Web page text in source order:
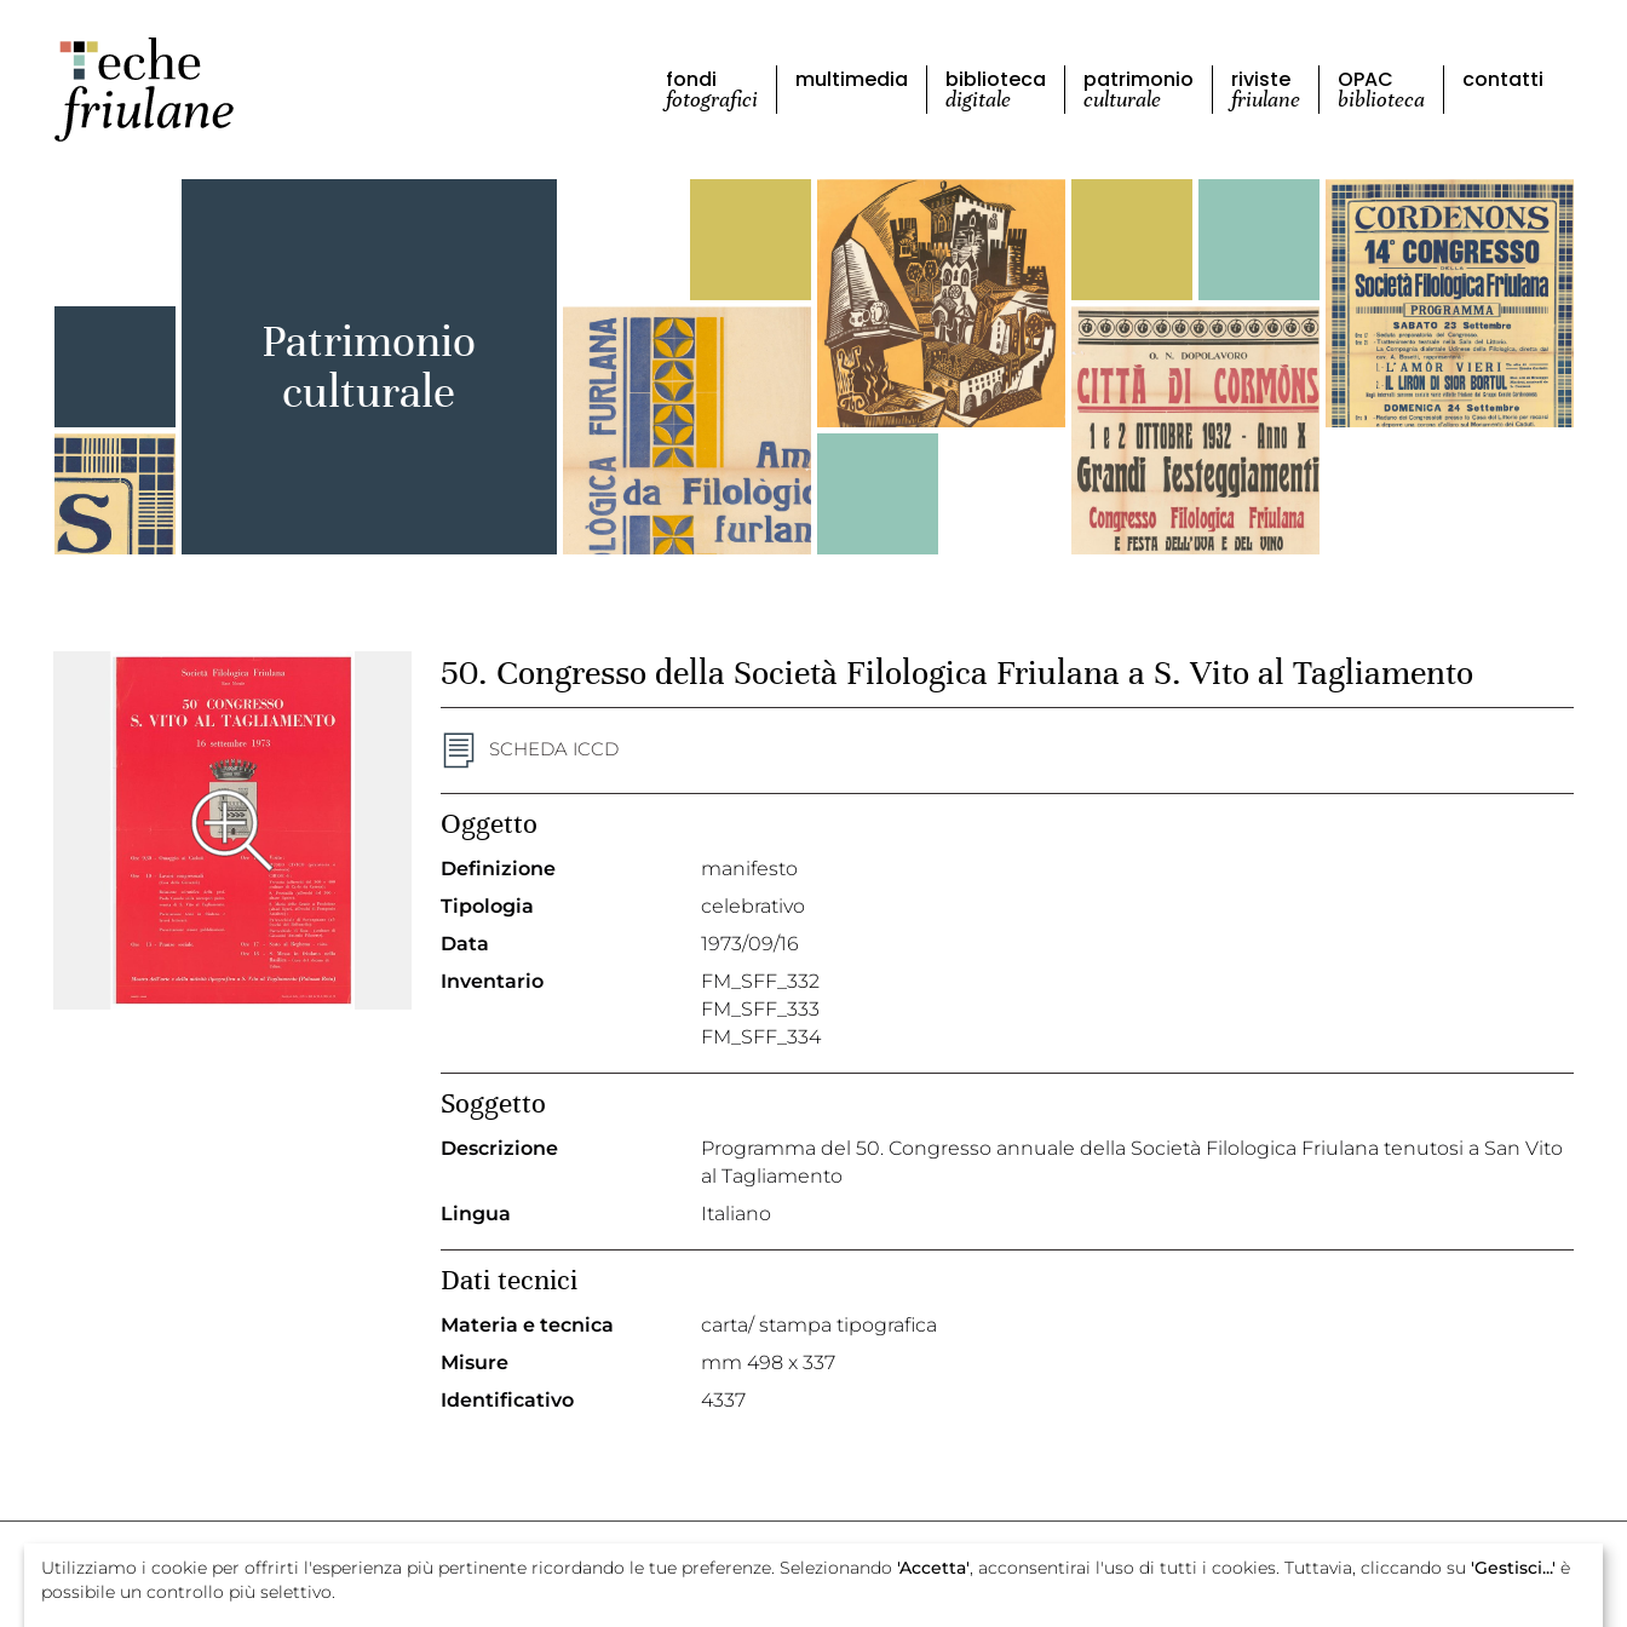
fondi
fotografici
multimedia biblioteca
digitale
patrimonio
culturale
riviste
friulane
OPAC
biblioteca
contatti
Patrimonio
culturale
50. Congresso della Società Filologica Friulana a S. Vito al Tagliamento
SCHEDA ICCD
Oggetto
Definizione
manifesto
Tipologia
celebrativo
Data
1973/09/16
Inventario
FM_SFF_332
FM_SFF_333
FM_SFF_334
Soggetto
Descrizione
Programma del 50. Congresso annuale della Società Filologica Friulana tenutosi a San Vito
al Tagliamento
Lingua
Italiano
Dati tecnici
Materia e tecnica
carta/ stampa tipografica
Misure
mm 498 x 337
Identificativo
4337
Utilizziamo i cookie per offrirti l'esperienza più pertinente ricordando le tue preferenze. Selezionando 'Accetta', acconsentirai l'uso di tutti i cookies. Tuttavia, cliccando su 'Gestisci...' è
possibile un controllo più selettivo.